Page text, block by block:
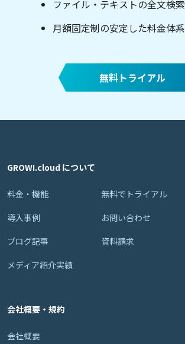
ファイル・テキストの全文検索
月額固定制の安定した料金体系
無料トライアル
GROWI.cloud について
料金・機能
導入事例
ブログ記事
メディア紹介実績
無料でトライアル
お問い合わせ
資料請求
会社概要・規約
会社概要